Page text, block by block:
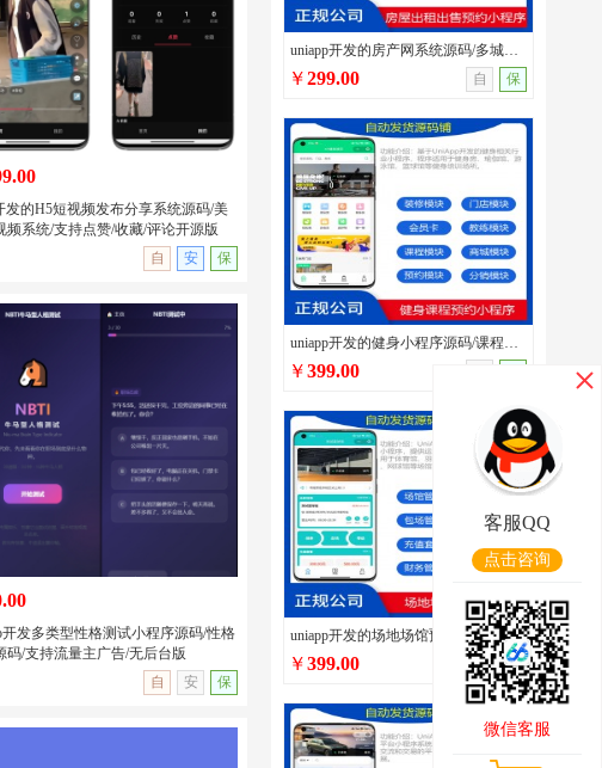
新版去水印小程序源码 v1.6.5 带流
无演示
开发的H5短视频发布分享系统源码/
短视频系统/支持点赞/收藏/评论开
无演示
发的H5短视频发布分享系统源码/美
频系统/支持点赞/收藏/评论开源版
自
安 保
开发多类型性格测试小程序源码/性格
码/支持流量主广告/无后台版
自
安 保
uniapp开发的房产网系统源码/多城市房屋出租出售/看房预约/带房客/房东/经纪人多端
￥299.00 自 保
uniapp开发的健身小程序源码/课程预约/多门店管理/私教预约/私教培训管理系统源码
￥399.00
uniapp开发的场地场馆预定小程序源码/篮球兵乓球体育场馆场地预约预定系统/在线包场系统
￥399.00 手 保
客服QQ
点击咨询
微信客服